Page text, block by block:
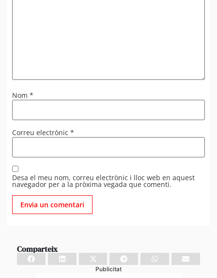
Nom *
Correu electrònic *
Desa el meu nom, correu electrònic i lloc web en aquest
navegador per a la pròxima vegada que comenti.
Comparteix
Publicitat